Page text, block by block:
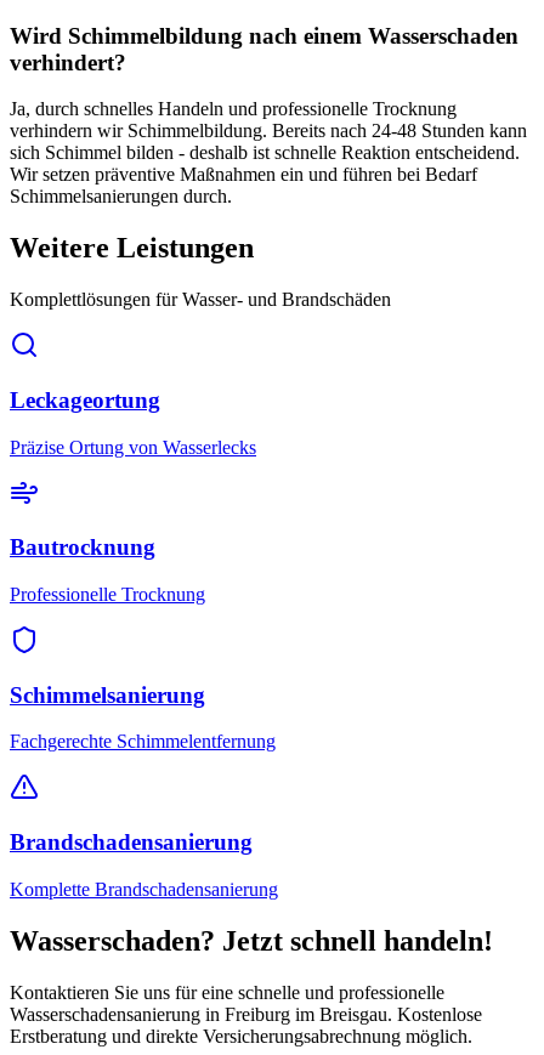
Wird Schimmelbildung nach einem Wasserschaden
verhindert?
Ja, durch schnelles Handeln und professionelle Trocknung
verhindern wir Schimmelbildung. Bereits nach 24-48 Stunden kann
sich Schimmel bilden - deshalb ist schnelle Reaktion entscheidend.
Wir setzen präventive Maßnahmen ein und führen bei Bedarf
Schimmelsanierungen durch.
Weitere Leistungen
Komplettlösungen für Wasser- und Brandschäden
Leckageortung
Präzise Ortung von Wasserlecks
Bautrocknung
Professionelle Trocknung
Schimmelsanierung
Fachgerechte Schimmelentfernung
Brandschadensanierung
Komplette Brandschadensanierung
Wasserschaden? Jetzt schnell handeln!
Kontaktieren Sie uns für eine schnelle und professionelle
Wasserschadensanierung in Freiburg im Breisgau. Kostenlose
Erstberatung und direkte Versicherungsabrechnung möglich.